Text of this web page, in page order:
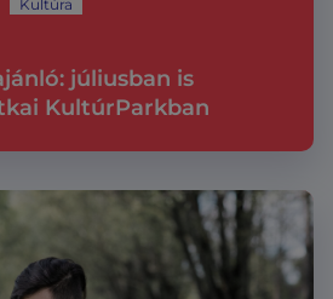
Kultúra
júliusban is
KultúrParkban